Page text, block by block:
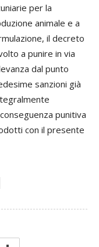
per la
animale e a
il decreto
a punire in via
dal punto
sanzioni già
punitiva
con il presente